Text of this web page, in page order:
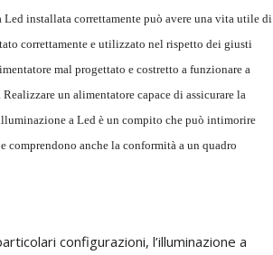
installata correttamente può avere una vita utile di
correttamente e utilizzato nel rispetto dei giusti
mal progettato e costretto a funzionare a
un alimentatore capace di assicurare la
a Led è un compito che può intimorire
anche la conformità a un quadro
configurazioni, l’illuminazione a